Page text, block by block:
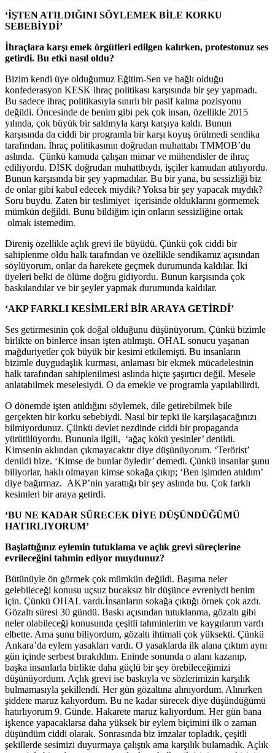
‘İŞTEN ATILDIĞINI SÖYLEMEK BİLE KORKU
SEBEBİYDİ’
İhraçlara karşı emek örgütleri edilgen kalırken, protestonuz ses
getirdi. Bu etki nasıl oldu?
Bizim kendi üye olduğumuz Eğitim-Sen ve bağlı olduğu
konfederasyon KESK ihraç politikası karşısında bir şey yapmadı.
Bu sadece ihraç politikasıyla sınırlı bir pasif kalma pozisyonu
değildi. Öncesinde de benim gibi pek çok insan, özellikle 2015
yılında, çok büyük bir saldırıyla karşı karşıya kaldı. Bunun
karşısında da ciddi bir programla bir karşı koyuş örülmedi sendika
tarafından. İhraç politikasının doğrudan muhattabı TMMOB’du
aslında. Çünkü kamuda çalışan mimar ve mühendisler de ihraç
ediliyordu. DİSK doğrudan muhattbıydı, işçiler kamudan atılıyordu.
Bunun karşısında bir şey yapmadılar. Bu bir yana, bu sessizliği biz
de onlar gibi kabul edecek miydik? Yoksa bir şey yapacak mıydık?
Soru buydu. Zaten bir teslimiyet içerisinde olduklarını görmemek
mümkün değildi. Bunu bildiğim için onların sessizliğine ortak
olmak istemedim.
Direniş özellikle açlık grevi ile büyüdü. Çünkü çok ciddi bir
sahiplenme oldu halk tarafından ve özellikle sendikamız açısından
söylüyorum, onlar da harekete geçmek durumunda kaldılar. İki
üyeleri belki de ölüme doğru gidiyordu. Bunun karşısında çok
baskılandılar ve bir şeyler yapmak durumunda kaldılar.
‘AKP FARKLI KESİMLERİ BİR ARAYA GETİRDİ’
Ses getirmesinin çok doğal olduğunu düşünüyorum. Çünkü bizimle
birlikte on binlerce insan işten atılmıştı. OHAL sonucu yaşanan
mağduriyetler çok büyük bir kesimi etkilemişti. Bu insanların
bizimle duygudaşlık kurması, anlaması bir ekmek mücadelesinin
halk tarafından sahiplenilmesi aslında hiçte şaşırtıcı değil. Mesele
anlatabilmek meselesiydi. O da emekle ve programla yapılabilirdi.
O dönemde işten atıldığını söylemek, dile getirebilmek bile
gerçekten bir korku sebebiydi. Nasıl bir tepki ile karşılaşacağınızı
bilmiyordunuz. Çünkü devlet nezdinde ciddi bir propaganda
yürütülüyordu. Bununla ilgili, ‘ağaç kökü yesinler’ denildi.
Kimsenin aklından çıkmayacaktır diye düşünüyorum. ‘Terörist’
denildi bize. ‘Kimse de bunlar öyledir’ demedi. Çünkü insanlar şunu
biliyorlar, haklı olmayan kimse sokağa çıkıp; ‘Ben işimden atıldım’
diye bağırmaz. AKP’nin yarattığı bir şey aslında bu. Çok farklı
kesimleri bir araya getirdi.
‘BU NE KADAR SÜRECEK DİYE DÜŞÜNDÜĞÜMÜ
HATIRLIYORUM’
Başlattığınız eylemin tutuklama ve açlık grevi süreçlerine
evrileceğini tahmin ediyor muydunuz?
Bütünüyle ön görmek çok mümkün değildi. Başıma neler
gelebileceği konusu uçsuz bucaksız bir düşünce evreniydi benim
için. Çünkü OHAL vardı.İnsanların sokağa çıktığı örnek çok azdı.
Gözaltı süresi 30 gündü. Baskı açısından tutuklanma, gözaltı gibi
neler olabileceği konusunda çeşitli tahminlerim ve kaygılarım vardı
elbette. Ama şunu biliyordum, gözaltı ihtimali çok yüksekti. Çünkü
Ankara’da eylem yasakları vardı. O yasaklarda ilk alana çıktım aynı
gün içinde serbest bırakıldım. Eninde sonunda o alanı kazanıp,
başka insanlarla birlikte daha güçlü bir şey örebileceğimizi
düşünüyordum. Açlık grevi ise baskıyla ve sözlerimizin karşılık
bulmamasıyla şekillendi. Her gün gözaltına alınıyordum. Alınırken
şiddete maruz kalıyordum. Bu ne kadar sürecek diye düşündüğümü
hatırlıyorum 9. Günde. Hakarete maruz kalıyordum. Her gün bana
işkence yapacaklarsa daha yüksek bir eylem biçimini ilk o zaman
düşündüm ciddi olarak. Sonrasında biz imzalar topladık, çeşitli
şekillerde sesimizi duyurmaya çalıştık ama karşılık bulamadık. Açlık